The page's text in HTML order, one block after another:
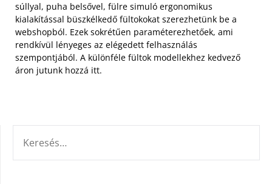
súllyal, puha belsővel, fülre simuló ergonomikus
kialakítással büszkélkedő fültokokat szerezhetünk be a
webshopból. Ezek sokrétűen paraméterezhetőek, ami
rendkívül lényeges az elégedett felhasználás
szempontjából. A különféle fültok modellekhez kedvező
áron jutunk hozzá itt.